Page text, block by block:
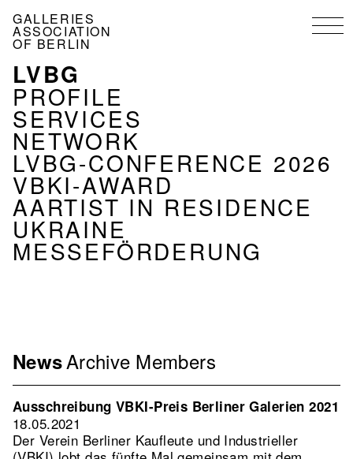
main
GALLERIES
ASSOCIATION
OF BERLIN
MENU
ASSOCIATION
EN
LVBG
PROFILE
SERVICES
NETWORK
LVBG-CONFERENCE 2026
VBKI-AWARD
AARTIST IN RESIDENCE
UKRAINE
MESSEFÖRDERUNG
Menu
Association
EN
2nd
Level
NewsArchive Members
Ausschreibung VBKI-Preis Berliner Galerien 2021
18.05.2021
Der Verein Berliner Kaufleute und Industrieller